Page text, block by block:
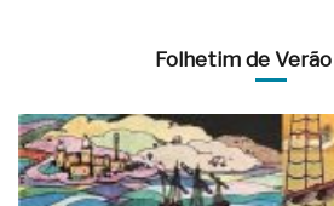
Folhetim de